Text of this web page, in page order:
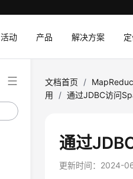
活动 产品 解决方案
文档首页 /
用
/ 通过JDBC访问
通过
更新时间： 2024-